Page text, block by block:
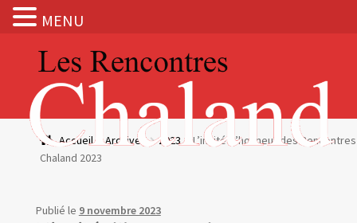
navigation
contenu
Actualités
Expositions
Accueil Archives 2023
L’invité d’honneur des Rencontres
Chaland 2023
Publié le 9 novembre 2023
MENU